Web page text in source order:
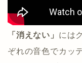
「消えない」 には
ぞれの音色でカッ